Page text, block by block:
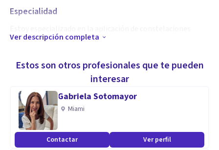
Especialidad
familiares y técnicas sistémicas para mejorar el bienestar
como corporativo. Ofrezco consultas individuales,
necesidades específicas de cada cliente.
Aptitudes
Mi enfoque integrador combina herramientas de desarrollo
Ver descripción completa
Estos son otros profesionales que te pueden
interesar
Gabriela Sotomayor
Miami
Contactar Ver perfil